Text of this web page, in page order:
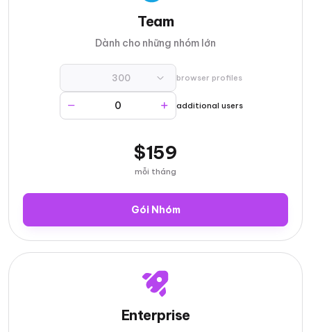
Team
Dành cho những nhóm lớn
300 browser profiles
additional users
$159
mỗi tháng
Gói Nhóm
Enterprise